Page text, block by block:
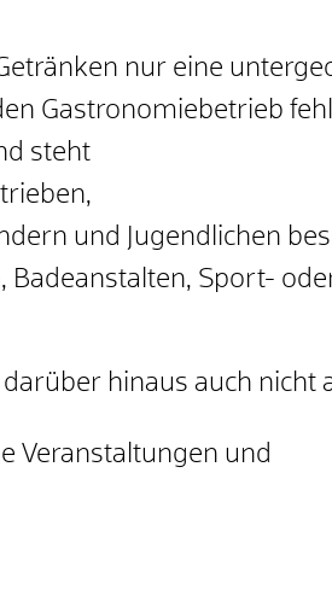
nur eine
Gastronomiebetrieb
steht
und Jugendlichen
Badeanstalten, Sport-
hinaus auch nicht
Veranstaltungen und